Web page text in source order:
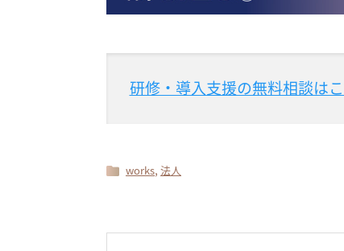
研修・導入支援の無料相談は
works, 法人